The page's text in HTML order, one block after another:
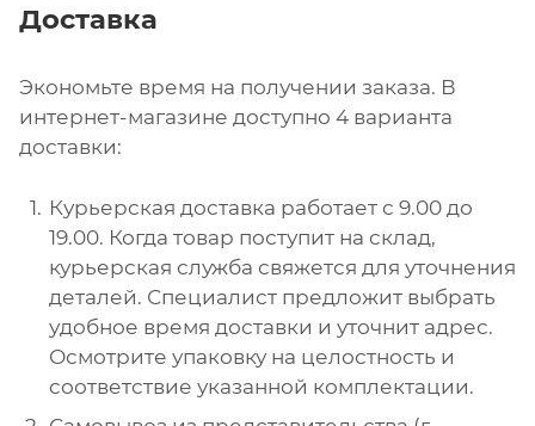
Доставка
Экономьте время на получении заказа. В
интернет-магазине доступно 4 варианта
доставки:
Курьерская доставка работает с 9.00 до
19.00. Когда товар поступит на склад,
курьерская служба свяжется для уточнения
деталей. Специалист предложит выбрать
удобное время доставки и уточнит адрес.
Осмотрите упаковку на целостность и
соответствие указанной комплектации.